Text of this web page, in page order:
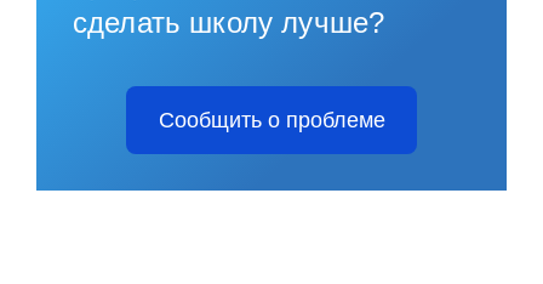
сделать школу лучше?
Сообщить о проблеме